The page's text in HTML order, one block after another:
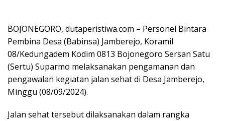
BOJONEGORO, dutaperistiwa.com – Personel Bintara
Pembina Desa (Babinsa) Jamberejo, Koramil
08/Kedungadem Kodim 0813 Bojonegoro Sersan Satu
(Sertu) Suparmo melaksanakan pengamanan dan
pengawalan kegiatan jalan sehat di Desa Jamberejo,
Minggu (08/09/2024).
Jalan sehat tersebut dilaksanakan dalam rangka